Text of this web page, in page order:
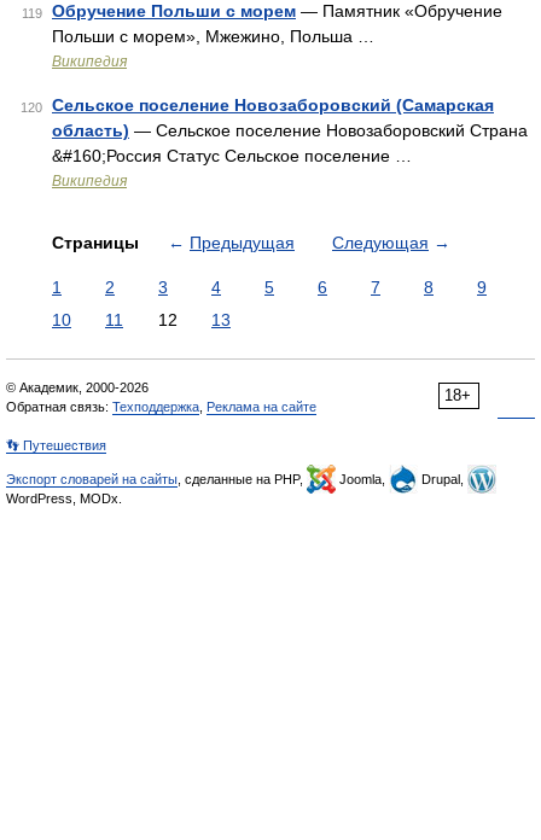
119 Обручение Польши с морем — Памятник «Обручение
Польши с морем», Мжежино, Польша …
Википедия
120
Сельское поселение Новозаборовский (Самарская
область) — Сельское поселение Новозаборовский Страна
&#160;Россия Статус Сельское поселение …
Википедия
Страницы ← Предыдущая Следующая →
1 2 3 4 5 6 7 8
9
10
11 12 13
18+
© Академик, 2000-2026
Обратная связь: Техподдержка Реклама на сайте
👣 Путешествия
Экспорт словарей на сайты , сделанные на PHP, Joomla,
Drupal,
WordPress, MODx.